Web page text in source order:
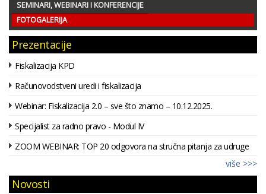
SEMINARI, WEBINARI I KONFERENCIJE
FOTOGALERIJA
Prezentacije
Fiskalizacija KPD
Računovodstveni uredi i fiskalizacija
Webinar: Fiskalizacija 2.0 – sve što znamo – 10.12.2025.
Specijalist za radno pravo - Modul IV
ZOOM WEBINAR: TOP 20 odgovora na stručna pitanja za udruge
više >>>
Novosti